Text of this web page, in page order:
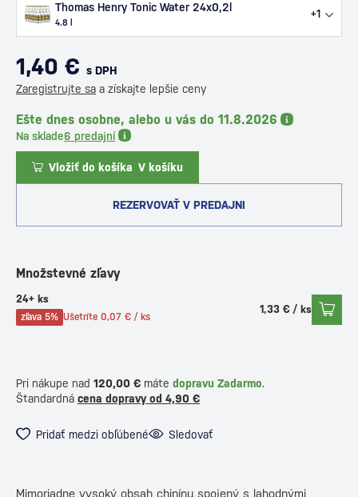
Thomas Henry Tonic Water 24x0,2l
4.8 l
+1
1,40 € s DPH
Zaregistrujte sa a získajte lepšie ceny
Ešte dnes osobne, alebo u vás do 11.8.2026
Na sklade6 predajní
Vložiť do košíka V košíku
REZERVOVAŤ V PREDAJNI
Množstevné zľavy
24+ ks
zľava 5% Ušetríte 0,07 € / ks
1,33 € / ks
Pri nákupe nad 120,00 € máte dopravu Zadarmo.
Štandardná cena dopravy od 4,90 €
Pridať medzi obľúbené Sledovať
Mimoriadne vysoký obsah chinínu spojený s lahodnými